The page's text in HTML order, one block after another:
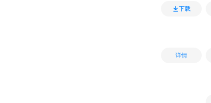
下载
详情